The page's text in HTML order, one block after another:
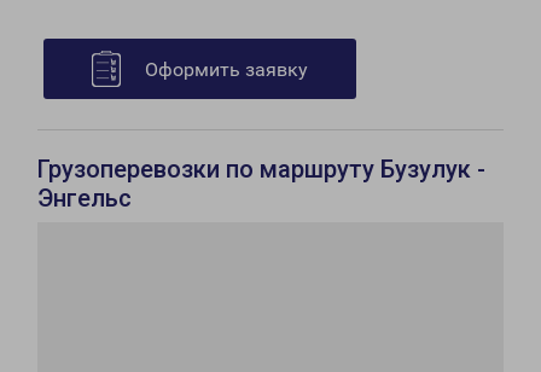
Оформить заявку
Грузоперевозки по маршруту Бузулук -
Энгельс